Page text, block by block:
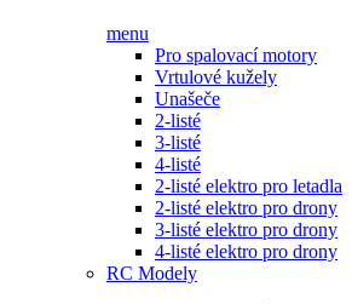
menu
Pro spalovací motory
Vrtulové kužely
Unašeče
2-listé
3-listé
4-listé
2-listé elektro pro letadla
2-listé elektro pro drony
3-listé elektro pro drony
4-listé elektro pro drony
RC Modely